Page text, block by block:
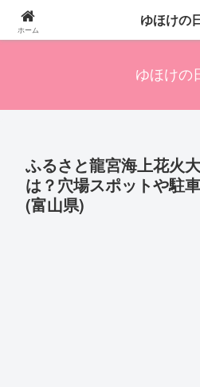
四人の子を持つ母のズボラ生活備忘録です
発信します
ゆほけの
ふるさと龍宮海上花火
は？穴場スポットや駐
(富山県)
ホーム
ゆほけの